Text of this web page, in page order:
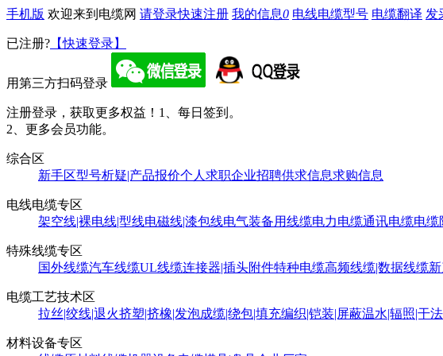
手机版 欢迎来到电缆网 请登录快速注册 我的信息0 电线电缆型号 电缆翻译 发
已注册? 【快速登录】
用第三方扫码登录
注册登录，获取更多权益！ 1、每日签到。
2、更多会员功能。
综合区
新手区型号析疑|产品报价个人求职企业招聘供求信息求购信息
电线电缆专区
架空线|裸电线|型线电磁线|漆包线电气装备用线缆电力电缆通讯电缆电缆
特殊线缆专区
国外线缆汽车线缆UL线缆连接器|插头附件特种电缆高频线缆|数据线缆
电缆工艺技术区
拉丝|绞线|退火挤塑|挤橡|发泡成缆|绕包|填充编织|铠装|屏蔽温水|辐照|干
材料设备专区